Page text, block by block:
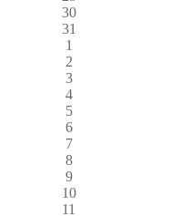
30
31
1
2
3
4
5
6
7
8
9
10
11